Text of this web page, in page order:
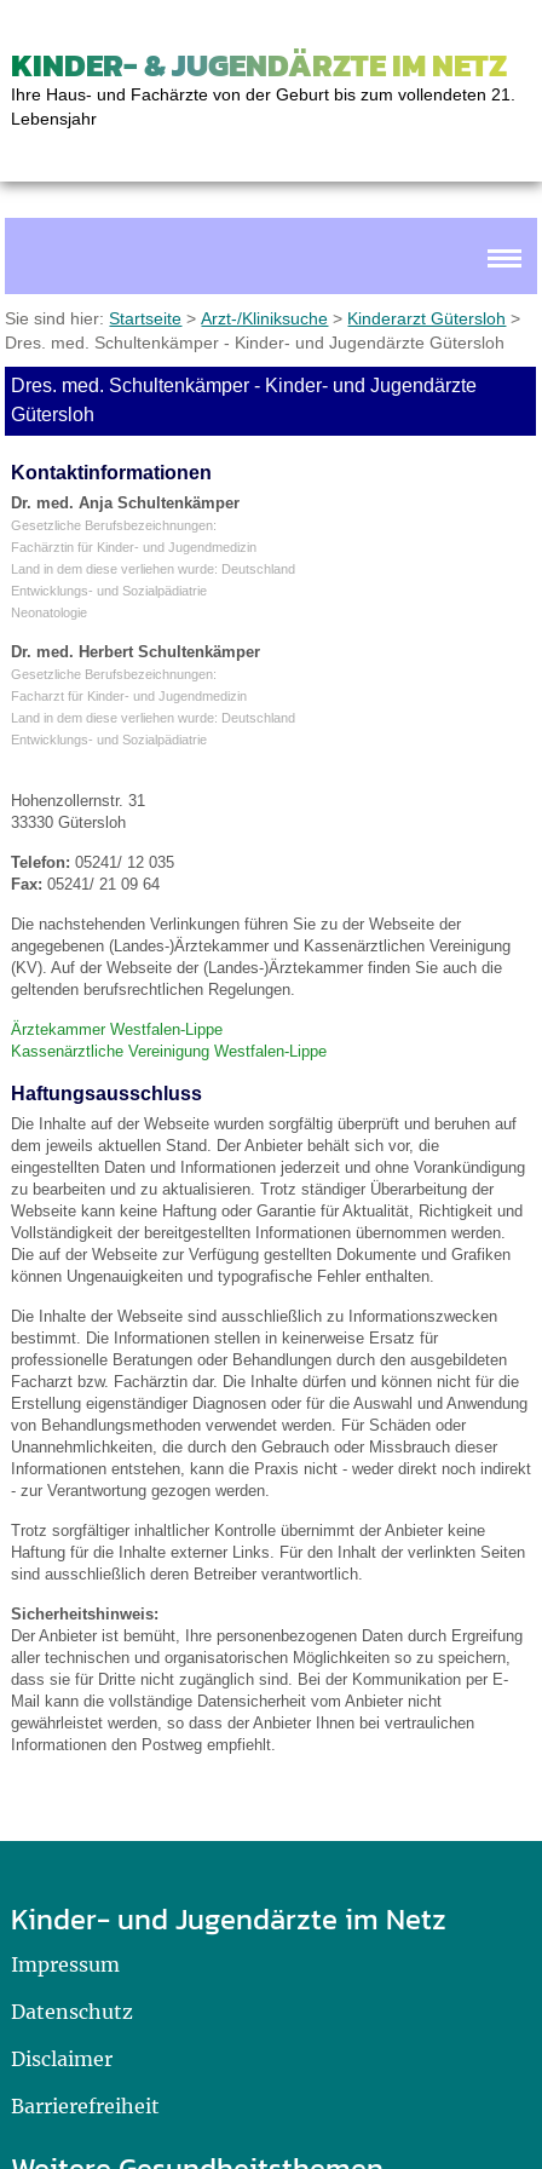
KINDER- & JUGENDÄRZTE IM NETZ
Ihre Haus- und Fachärzte von der Geburt bis zum vollendeten 21.
Lebensjahr
Sie sind hier:Startseite >Arzt-/Kliniksuche > Kinderarzt Gütersloh >
Dres. med. Schultenkämper - Kinder- und Jugendärzte Gütersloh
Dres. med. Schultenkämper - Kinder- und Jugendärzte
Gütersloh
Kontaktinformationen
Dr. med. Anja Schultenkämper
Gesetzliche Berufsbezeichnungen:
Fachärztin für Kinder- und Jugendmedizin
Land in dem diese verliehen wurde: Deutschland
Entwicklungs- und Sozialpädiatrie
Neonatologie
Dr. med. Herbert Schultenkämper
Gesetzliche Berufsbezeichnungen:
Facharzt für Kinder- und Jugendmedizin
Land in dem diese verliehen wurde: Deutschland
Entwicklungs- und Sozialpädiatrie
Hohenzollernstr. 31
33330 Gütersloh
Telefon: 05241/ 12 035
Fax: 05241/ 21 09 64
Die nachstehenden Verlinkungen führen Sie zu der Webseite der
angegebenen (Landes-)Ärztekammer und Kassenärztlichen Vereinigung
(KV). Auf der Webseite der (Landes-)Ärztekammer finden Sie auch die
geltenden berufsrechtlichen Regelungen.
Ärztekammer Westfalen-Lippe
Kassenärztliche Vereinigung Westfalen-Lippe
Haftungsausschluss
Die Inhalte auf der Webseite wurden sorgfältig überprüft und beruhen auf
dem jeweils aktuellen Stand. Der Anbieter behält sich vor, die
eingestellten Daten und Informationen jederzeit und ohne Vorankündigung
zu bearbeiten und zu aktualisieren. Trotz ständiger Überarbeitung der
Webseite kann keine Haftung oder Garantie für Aktualität, Richtigkeit und
Vollständigkeit der bereitgestellten Informationen übernommen werden.
Die auf der Webseite zur Verfügung gestellten Dokumente und Grafiken
können Ungenauigkeiten und typografische Fehler enthalten.
Die Inhalte der Webseite sind ausschließlich zu Informationszwecken
bestimmt. Die Informationen stellen in keinerweise Ersatz für
professionelle Beratungen oder Behandlungen durch den ausgebildeten
Facharzt bzw. Fachärztin dar. Die Inhalte dürfen und können nicht für die
Erstellung eigenständiger Diagnosen oder für die Auswahl und Anwendung
von Behandlungsmethoden verwendet werden. Für Schäden oder
Unannehmlichkeiten, die durch den Gebrauch oder Missbrauch dieser
Informationen entstehen, kann die Praxis nicht - weder direkt noch indirekt
- zur Verantwortung gezogen werden.
Trotz sorgfältiger inhaltlicher Kontrolle übernimmt der Anbieter keine
Haftung für die Inhalte externer Links. Für den Inhalt der verlinkten Seiten
sind ausschließlich deren Betreiber verantwortlich.
Sicherheitshinweis:
Der Anbieter ist bemüht, Ihre personenbezogenen Daten durch Ergreifung
aller technischen und organisatorischen Möglichkeiten so zu speichern,
dass sie für Dritte nicht zugänglich sind. Bei der Kommunikation per E-
Mail kann die vollständige Datensicherheit vom Anbieter nicht
gewährleistet werden, so dass der Anbieter Ihnen bei vertraulichen
Informationen den Postweg empfiehlt.
Kinder- und Jugendärzte im Netz
Impressum
Datenschutz
Disclaimer
Barrierefreiheit